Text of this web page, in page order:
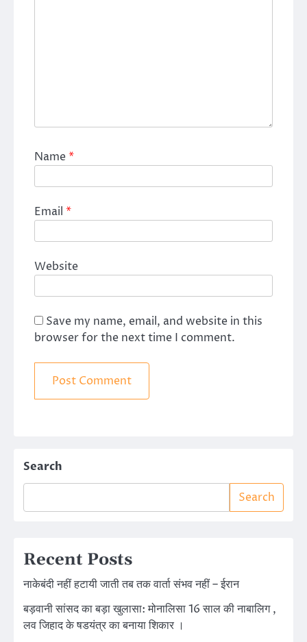
Name*
Email *
Website
Save my name, email, and website in this
browser for the next time I comment.
Search
Search
Recent Posts
नाकेबंदी नहीं हटायी जाती तब तक वार्ता संभव नहीं – ईरान
बड़वानी सांसद का बड़ा खुलासा: मोनालिसा 16 साल की नाबालिग ,
लव जिहाद के षडयंत्र का बनाया शिकार ।